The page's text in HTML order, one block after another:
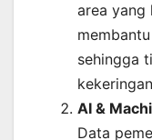
area yang
sehingga
AI &
Data